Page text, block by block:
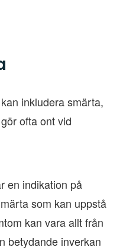
inkludera smärta,
ofta ont vid
en indikation på
som kan uppstå
kan vara allt från
betydande inverkan